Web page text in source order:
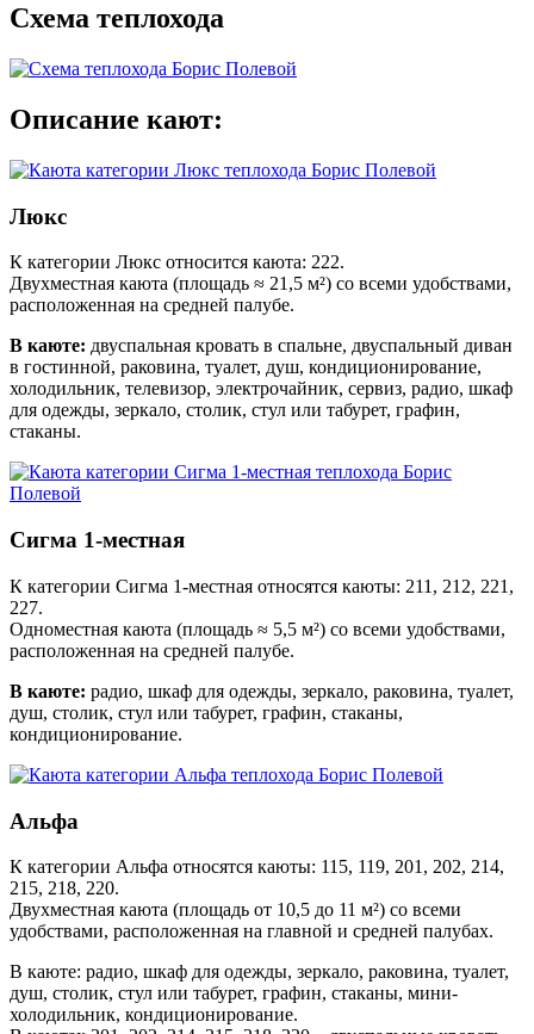
Схема теплохода
Описание кают:
Люкс
К категории Люкс относится каюта: 222.
Двухместная каюта (площадь ≈ 21,5 м²) со всеми удобствами,
расположенная на средней палубе.
В каюте: двуспальная кровать в спальне, двуспальный диван
в гостинной, раковина, туалет, душ, кондиционирование,
холодильник, телевизор, электрочайник, сервиз, радио, шкаф
для одежды, зеркало, столик, стул или табурет, графин,
стаканы.
Сигма 1-местная
К категории Сигма 1-местная относятся каюты: 211, 212, 221,
227.
Одноместная каюта (площадь ≈ 5,5 м²) со всеми удобствами,
расположенная на средней палубе.
В каюте: радио, шкаф для одежды, зеркало, раковина, туалет,
душ, столик, стул или табурет, графин, стаканы,
кондиционирование.
Альфа
К категории Альфа относятся каюты: 115, 119, 201, 202, 214,
215, 218, 220.
Двухместная каюта (площадь от 10,5 до 11 м²) со всеми
удобствами, расположенная на главной и средней палубах.
В каюте: радио, шкаф для одежды, зеркало, раковина, туалет,
душ, столик, стул или табурет, графин, стаканы, мини-
холодильник, кондиционирование.